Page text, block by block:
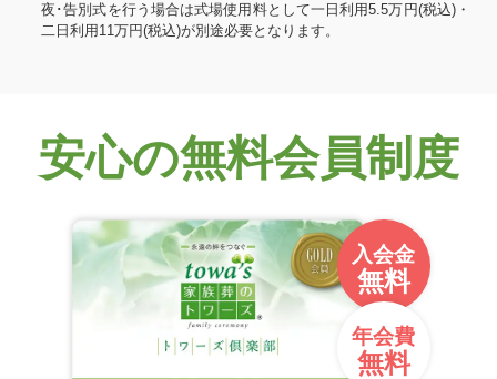
夜･告別式を行う場合は式場使用料として一日利用5.5万円(税込)・
二日利用11万円(税込)が別途必要となります。
安心の無料会員制度
入会金
無料
年会費
無料